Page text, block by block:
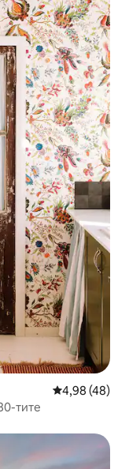
Просечна
4,98 (48)
тите